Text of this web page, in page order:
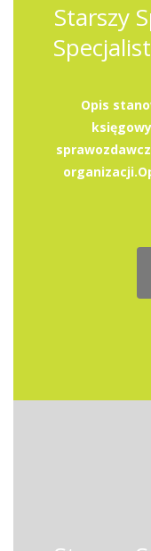
Starszy
Opis